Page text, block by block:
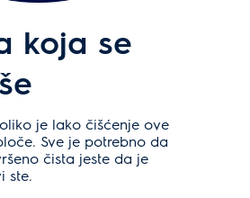
koja se
je lako čišćenje ove
Sve je potrebno da
čista jeste da je
ste.